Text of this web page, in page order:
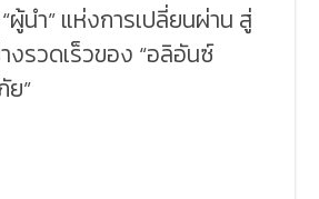
ผู้นำ” แห่งการเปลี่ยนผ่าน สู่
งรวดเร็วของ “อลิอันซ์
ย”